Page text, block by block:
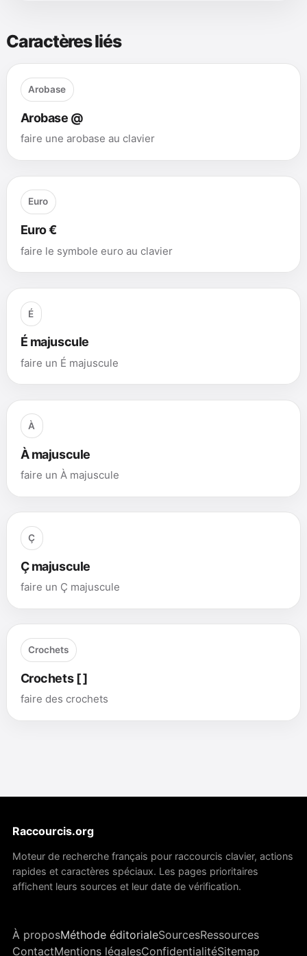
Caractères liés
Arobase
Arobase @
faire une arobase au clavier
Euro
Euro €
faire le symbole euro au clavier
É
É majuscule
faire un É majuscule
À
À majuscule
faire un À majuscule
Ç
Ç majuscule
faire un Ç majuscule
Crochets
Crochets [ ]
faire des crochets
Raccourcis.org
Moteur de recherche français pour raccourcis clavier, actions
rapides et caractères spéciaux. Les pages prioritaires
affichent leurs sources et leur date de vérification.
À proposMéthode éditorialeSourcesRessources
ContactMentions légalesConfidentialitéSitemap